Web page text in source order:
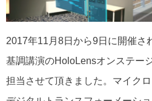
2017年11月8日から9日に開催さ
基調講演のHoloLensオンステー
担当させて頂きました。マイク